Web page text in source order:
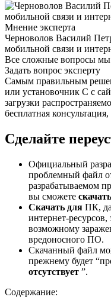
Мнение эксперта
Черноволов Василий
мобильной связи и
Все сложные вопросы
Задать вопрос эксперту
Самым правильным
или установочник C с
загрузки
бесплатная
Сделайте
Официальный
проблемный файл
разрабатываемом
вы сможете
Скачать для ПК,
интернет-
возможному
вредоносного ПО.
Скачанный файл
прежнему будет
отсутствует ”.
Содержание: